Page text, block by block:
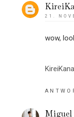
21.
wow,
KireiKana
Miguel